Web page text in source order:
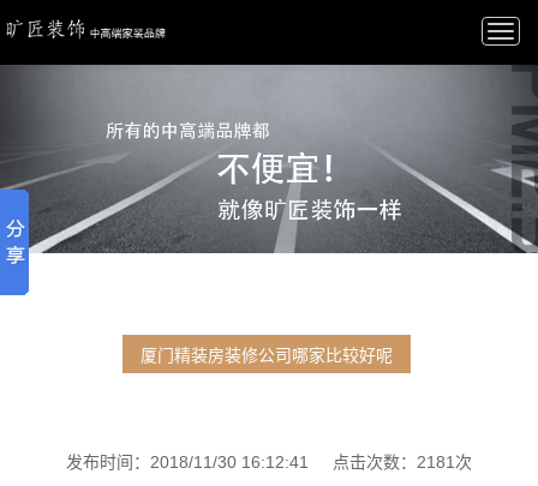
厦门精装房装修公司哪家比较好呢
发布时间：2018/11/30 16:12:41 点击次数：2181次